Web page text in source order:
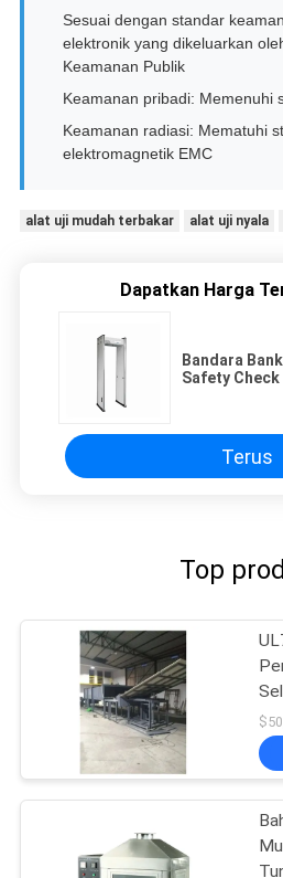
Sesuai dengan standar
elektronik yang dikeluarkan
Keamanan Publik
Keamanan pribadi: Memenuhi
Keamanan radiasi: Mematuhi
elektromagnetik EMC
alat uji mudah terbakar alat uji nyala
Dapatkan Harga
Bandara
Safety
Terus
Top